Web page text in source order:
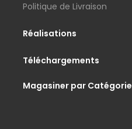
Politique de Livraison
Réalisations
Téléchargements
Magasiner par Catégorie